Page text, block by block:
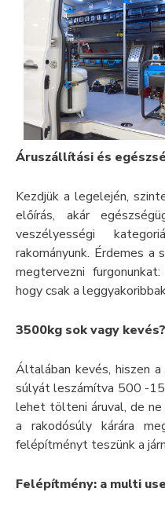
Áruszállítási és
Kezdjük a legelején,
előírás, akár
veszélyességi
rakományunk. Érdemes
megtervezni
hogy csak a
3500kg sok vagy kevés?
Általában kevés, hiszen
súlyát leszámítva 500 -
lehet tölteni áruval, de
a rakodósúly kárára
felépítményt teszünk a
Felépítmény: a multi